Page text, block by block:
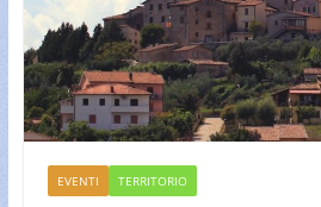
EVENTI TERRITORIO